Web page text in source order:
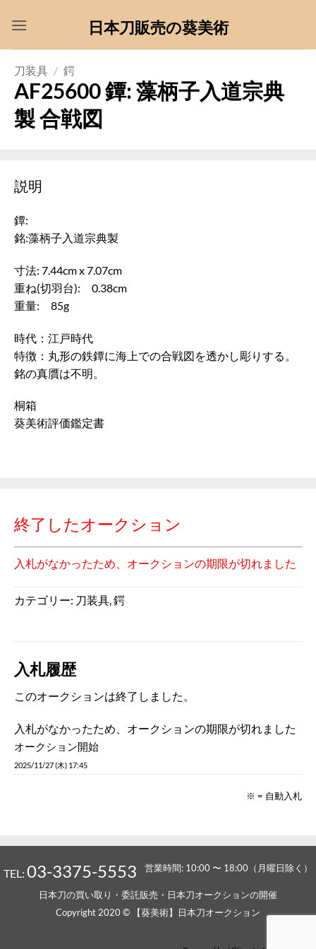
日本刀販売の葵美術
刀装具 / 鍔
AF25600 鐔: 藻柄子入道宗典
製 合戦図
説明
鐔:
銘:藻柄子入道宗典製
寸法: 7.44cm x 7.07cm
重ね(切羽台): 0.38cm
重量: 85g
時代：江戸時代
特徴：丸形の鉄鐔に海上での合戦図を透かし彫りする。
銘の真贋は不明。
桐箱
葵美術評価鑑定書
終了したオークション
入札がなかったため、オークションの期限が切れました
カテゴリー: 刀装具,鍔
入札履歴
このオークションは終了しました。
入札がなかったため、オークションの期限が切れました
オークション開始
2025/11/27 (木) 17:45
※ = 自動入札
TEL:03-3375-5553 営業時間: 10:00 〜 18:00（月曜日除く）
日本刀の買い取り・委託販売・日本刀オークションの開催
Copyright 2020 © 【葵美術】日本刀オークション